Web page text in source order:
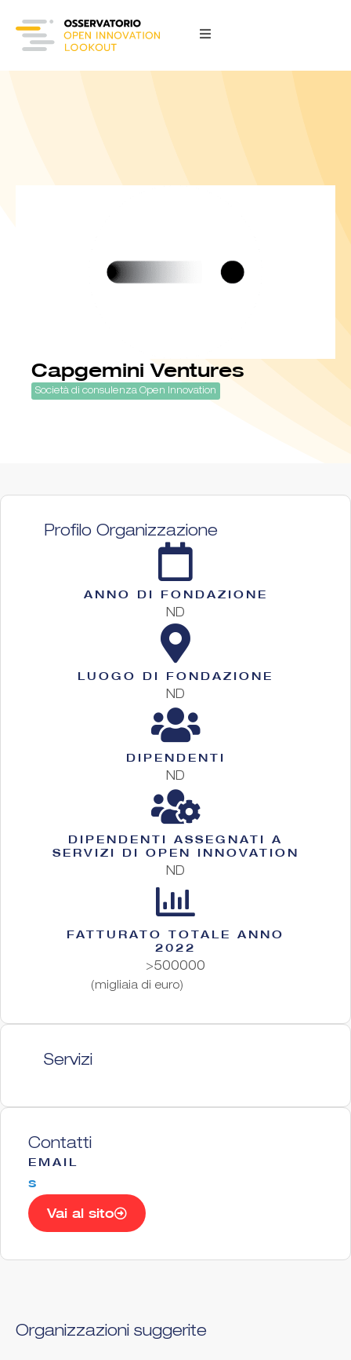
Capgemini Ventures
Società di consulenza Open Innovation
Profilo Organizzazione
ANNO DI FONDAZIONE
ND
LUOGO DI FONDAZIONE
ND
DIPENDENTI
ND
DIPENDENTI ASSEGNATI A
SERVIZI DI OPEN INNOVATION
ND
FATTURATO TOTALE ANNO
2022
>500000
(migliaia di euro)
Servizi
Contatti
EMAIL
s
Vai al sito
Organizzazioni suggerite